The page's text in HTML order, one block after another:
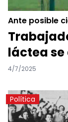
Ante posible
láctea
4/7/2025
Política